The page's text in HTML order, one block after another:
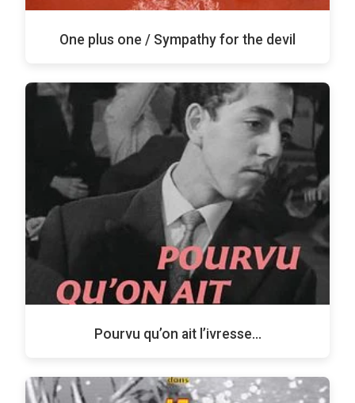
One plus one / Sympathy for the devil
Pourvu qu’on ait l’ivresse…